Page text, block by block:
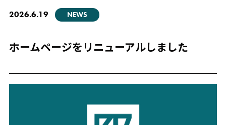
2026.6.19 NEWS
ホームページをリニューアルしました